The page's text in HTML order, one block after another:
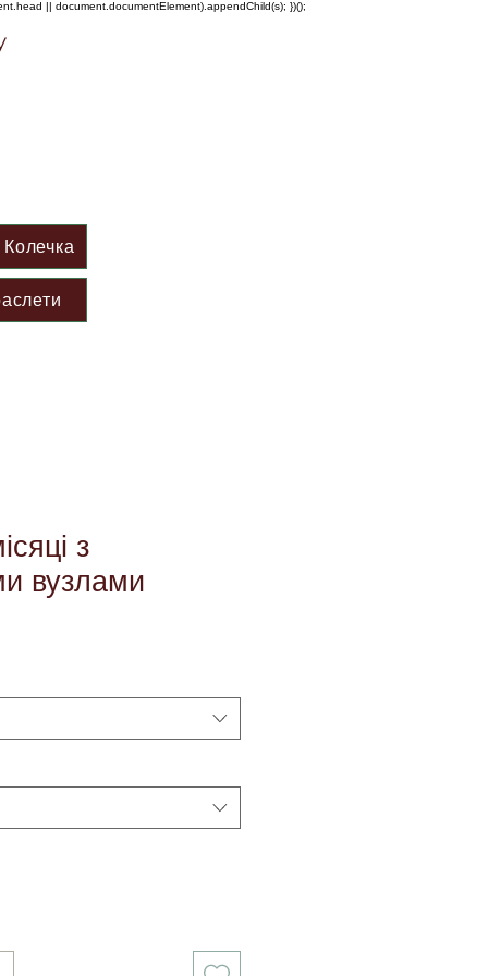
|| document.documentElement).appendChild(s); })();
Колечка
з
вузлами